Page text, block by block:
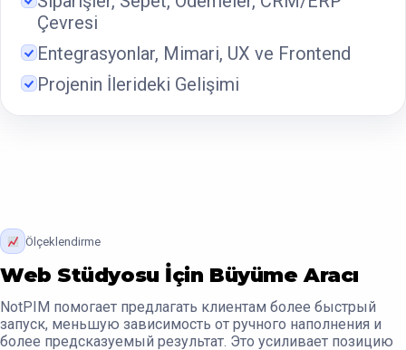
Çevresi
Entegrasyonlar, Mimari, UX ve Frontend
Projenin İlerideki Gelişimi
Ölçeklendirme
Web Stüdyosu İçin Büyüme Aracı
NotPIM помогает предлагать клиентам более быстрый
запуск, меньшую зависимость от ручного наполнения и
более предсказуемый результат. Это усиливает позицию